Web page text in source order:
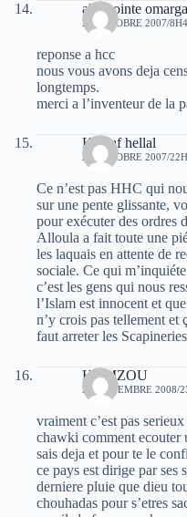
alilapointe
24 OCTOBRE 2007/
reponse a hcc
nous vous avons deja
longtemps.
merci a l’inventeur de la
Khelaf hellal
26 OCTOBRE 2007/
Ce n’est pas HHC qui
sur une pente glissante,
pour exécuter des ordres
Alloula a fait toute une
les laquais en attente de
sociale. Ce qui
c’est les gens qui nous
l’Islam est innocent et
n’y crois pas tellement et
faut arreter les
HAMZOU
20 NOVEMBRE 2008/
vraiment c’est pas
chawki comment ecouter
sais deja et pour te le
ce pays est dirige par ses
derniere pluie que dieu
chouhadas pour s’etres